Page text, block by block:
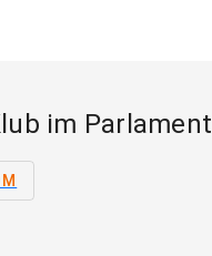
im Parlament